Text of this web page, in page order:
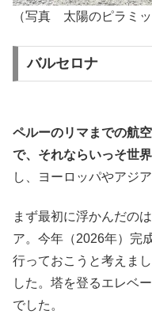
（写真 太陽のピラミッ
バルセロナ
ペルーのリマまでの航
で、それならいっそ世
し、ヨーロッパやアジ
まず最初に浮かんだの
ア。今年（2026年）完
行っておこうと考えま
した。塔を登るエレベ
でした。